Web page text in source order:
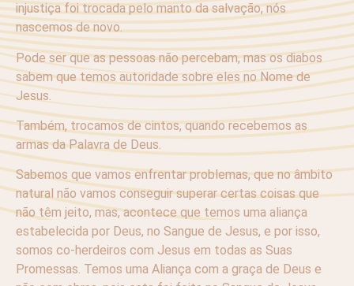
injustiça foi trocada pelo manto da salvação, nós
nascemos de novo.
Pode ser que as pessoas não percebam, mas os diabos
sabem que temos autoridade sobre eles no Nome de
Jesus.
Também, trocamos de cintos, quando recebemos as
armas da Palavra de Deus.
Sabemos que vamos enfrentar problemas, que no âmbito
natural não vamos conseguir superar certas coisas que
não têm jeito, mas, acontece que temos uma aliança
estabelecida por Deus, no Sangue de Jesus, e por isso,
somos co-herdeiros com Jesus em todas as Suas
Promessas. Temos uma Aliança com a graça de Deus e